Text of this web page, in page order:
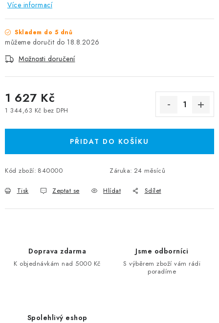
Více informací
Skladem do 5 dnů
18.8.2026
Možnosti doručení
1 627 Kč
1 344,63 Kč bez DPH
PŘIDAT DO KOŠÍKU
Kód zboží: 840000 Záruka: 24 měsíců
Tisk Zeptat se Hlídat Sdílet
Doprava zdarma
K objednávkám nad 5000 Kč
Jsme odborníci
S výběrem zboží vám rádi
poradíme
Spolehlivý eshop